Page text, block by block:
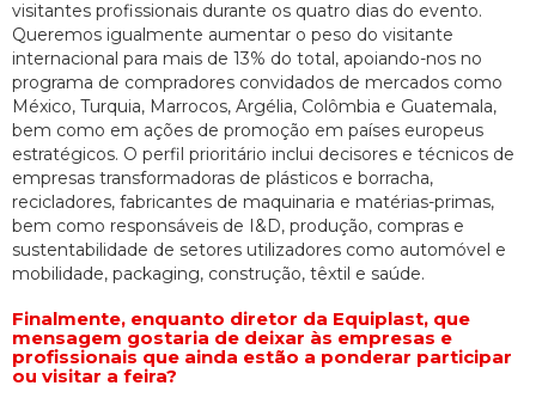
visitantes profissionais durante os quatro dias do evento.
Queremos igualmente aumentar o peso do visitante
internacional para mais de 13% do total, apoiando-nos no
programa de compradores convidados de mercados como
México, Turquia, Marrocos, Argélia, Colômbia e Guatemala,
bem como em ações de promoção em países europeus
estratégicos. O perfil prioritário inclui decisores e técnicos de
empresas transformadoras de plásticos e borracha,
recicladores, fabricantes de maquinaria e matérias-primas,
bem como responsáveis de I&D, produção, compras e
sustentabilidade de setores utilizadores como automóvel e
mobilidade, packaging, construção, têxtil e saúde.
Finalmente, enquanto diretor da Equiplast, que
mensagem gostaria de deixar às empresas e
profissionais que ainda estão a ponderar participar
ou visitar a feira?